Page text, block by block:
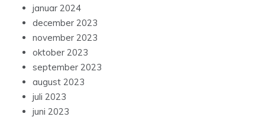
januar 2024
december 2023
november 2023
oktober 2023
september 2023
august 2023
juli 2023
juni 2023